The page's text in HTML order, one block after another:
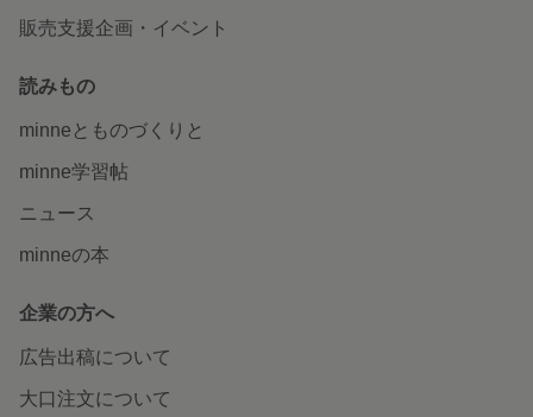
販売支援企画・イベント
読みもの
minneとものづくりと
minne学習帖
ニュース
minneの本
企業の方へ
広告出稿について
大口注文について